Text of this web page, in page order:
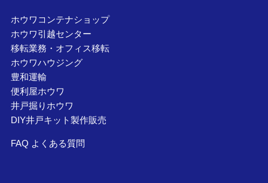
ホウワコンテナショップ
ホウワ引越センター
移転業務・オフィス移転
ホウワハウジング
豊和運輸
便利屋ホウワ
井戸掘りホウワ
DIY井戸キット製作販売
FAQ よくある質問